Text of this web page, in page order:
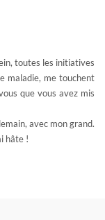
toutes les initiatives
maladie, me touchent
que vous avez mis
avec mon grand.
hâte !